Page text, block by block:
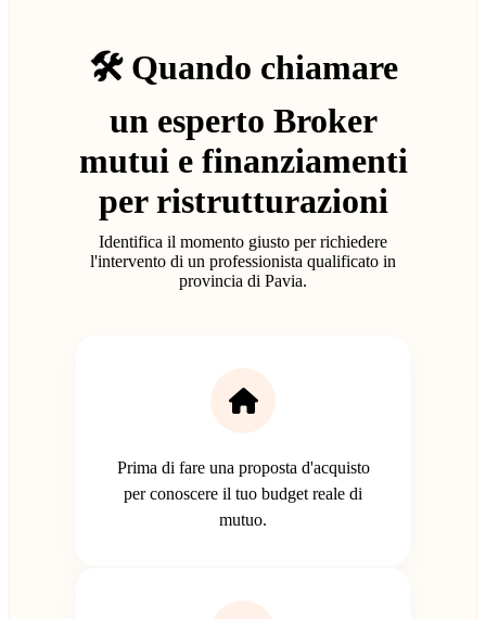
🛠️ Quando chiamare
un esperto Broker
mutui e finanziamenti
per ristrutturazioni
Identifica il momento giusto per richiedere
l'intervento di un professionista qualificato in
provincia di Pavia.
Prima di fare una proposta d'acquisto
per conoscere il tuo budget reale di
mutuo.